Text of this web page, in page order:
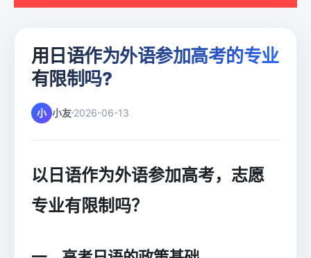
用日语作为外语参加高考的专业
有限制吗?
小 小友 2026-06-13
以日语作为外语参加高考，志愿
专业有限制吗？